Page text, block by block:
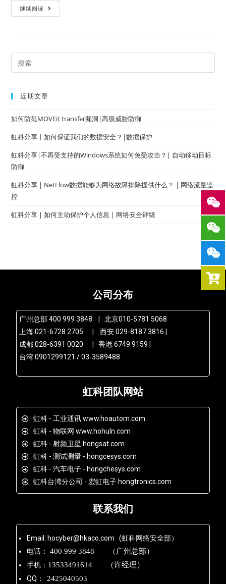
继续阅读
近期文章
如何防范MOVEit transfer漏洞|高级威胁防御
虹科分享丨如何保证我们的数据安全？|数据保护
虹科分享|不再受支持的Windows系统如何免受攻击？| 自动移动目标
防御
虹科分享 | NetFlow数据能够为网络故障排除提供什么？ | 网络流量监
控
虹科分享 | 如何主动保护个人信息 | 网络安全评级
公司分布
广州总部 400 999 3848 | 北京010-5781 5068
上海 021-6728 2705 | 西安 029-8187 3816 |
成都 028-6391 0020 | 香港 6749 9159 |
台湾 0901299121 / 03-3589488
虹科团队网站
虹科 - 工业通讯 www.hoautom.com
虹科 - 物联网 www.hohuln.com
虹科 - 射频卫星 hongsat.com
虹科 - 测试测量 - hongcesys.com
虹科 - 汽车电子 - hongchesys.com
虹科台湾分公司 - 宏虹电子 hongtronics.com
联系我们
Email: hocyber@hkaco.com (虹科网络安全部）
电话：
400 999 3848 （广州总部）
手机： 13533491614 （许经理）
QQ：2425040503